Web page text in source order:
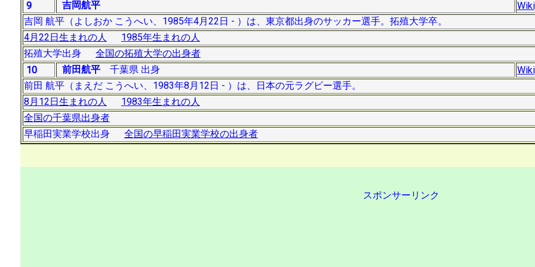
9
吉岡航平
吉岡 航平（よしおか こうへい、1985年4月22日 - ）は、東京都出身のサッカー選手。拓殖大学卒。
4月22日生まれの人
1985年生まれの人
拓殖大学出身 全国の拓殖大学の出身者
10
前田航平千葉県 出身
前田 航平（まえだ こうへい、1983年8月12日 - ）は、日本の元ラグビー選手。
8月12日生まれの人
1983年生まれの人
全国の千葉県出身者
早稲田実業学校出身 全国の早稲田実業学校の出身者
スポンサーリンク